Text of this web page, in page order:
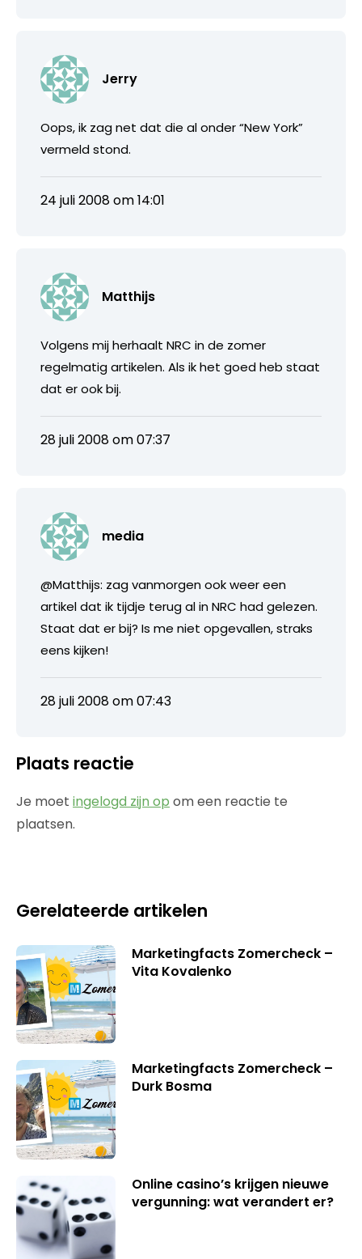
Jerry
Oops, ik zag net dat die al onder “New York”
vermeld stond.
24 juli 2008 om 14:01
Matthijs
Volgens mij herhaalt NRC in de zomer
regelmatig artikelen. Als ik het goed heb staat
dat er ook bij.
28 juli 2008 om 07:37
media
@Matthijs: zag vanmorgen ook weer een
artikel dat ik tijdje terug al in NRC had gelezen.
Staat dat er bij? Is me niet opgevallen, straks
eens kijken!
28 juli 2008 om 07:43
Plaats reactie
Je moet ingelogd zijn op om een reactie te
plaatsen.
Gerelateerde artikelen
Marketingfacts Zomercheck –
Vita Kovalenko
Marketingfacts Zomercheck –
Durk Bosma
Online casino’s krijgen nieuwe
vergunning: wat verandert er?